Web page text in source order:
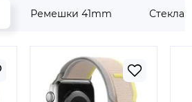
Ремешки 41mm Стекла